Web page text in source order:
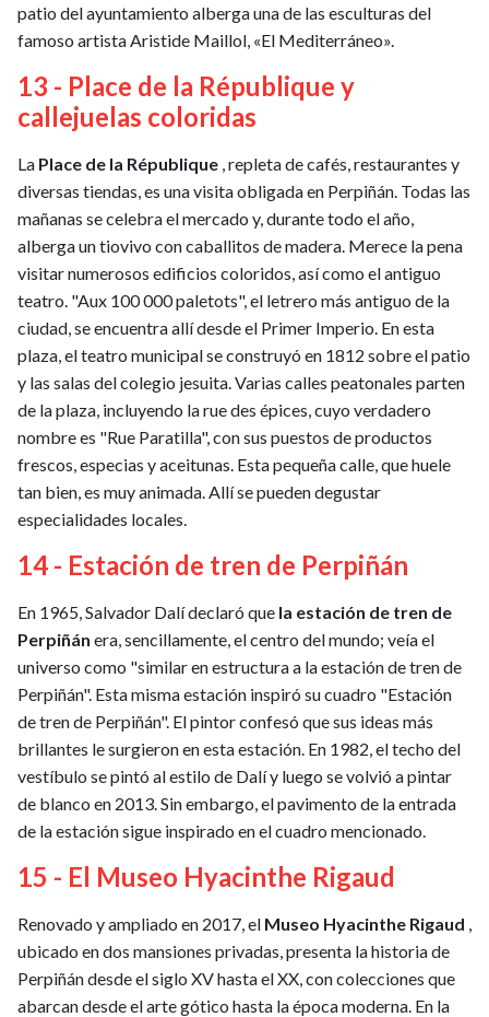
patio del ayuntamiento alberga una de las esculturas del
famoso artista Aristide Maillol, «El Mediterráneo».
13 - Place de la République y
callejuelas coloridas
La Place de la République , repleta de cafés, restaurantes y
diversas tiendas, es una visita obligada en Perpiñán. Todas las
mañanas se celebra el mercado y, durante todo el año,
alberga un tiovivo con caballitos de madera. Merece la pena
visitar numerosos edificios coloridos, así como el antiguo
teatro. "Aux 100 000 paletots", el letrero más antiguo de la
ciudad, se encuentra allí desde el Primer Imperio. En esta
plaza, el teatro municipal se construyó en 1812 sobre el patio
y las salas del colegio jesuita. Varias calles peatonales parten
de la plaza, incluyendo la rue des épices, cuyo verdadero
nombre es "Rue Paratilla", con sus puestos de productos
frescos, especias y aceitunas. Esta pequeña calle, que huele
tan bien, es muy animada. Allí se pueden degustar
especialidades locales.
14 - Estación de tren de Perpiñán
En 1965, Salvador Dalí declaró que la estación de tren de
Perpiñán era, sencillamente, el centro del mundo; veía el
universo como "similar en estructura a la estación de tren de
Perpiñán". Esta misma estación inspiró su cuadro "Estación
de tren de Perpiñán". El pintor confesó que sus ideas más
brillantes le surgieron en esta estación. En 1982, el techo del
vestíbulo se pintó al estilo de Dalí y luego se volvió a pintar
de blanco en 2013. Sin embargo, el pavimento de la entrada
de la estación sigue inspirado en el cuadro mencionado.
15 - El Museo Hyacinthe Rigaud
Renovado y ampliado en 2017, el Museo Hyacinthe Rigaud
ubicado en dos mansiones privadas, presenta la historia de
Perpiñán desde el siglo XV hasta el XX, con colecciones que
abarcan desde el arte gótico hasta la época moderna. En la